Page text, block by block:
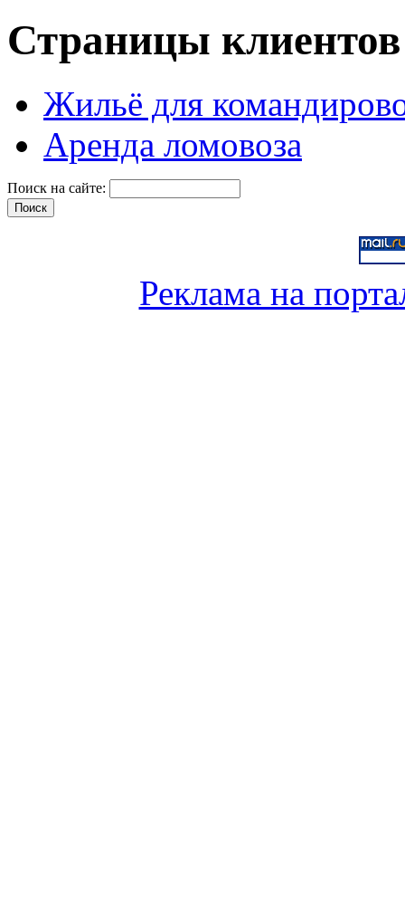
Страницы клиентов
Жильё для
Аренда ломовоза
Поиск на сайте:
Реклама на